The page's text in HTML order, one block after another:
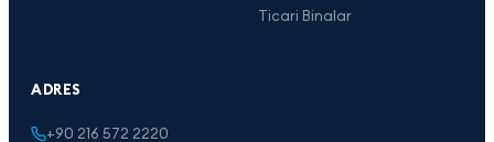
Ticari Binalar
ADRES
+90 216 572 2220